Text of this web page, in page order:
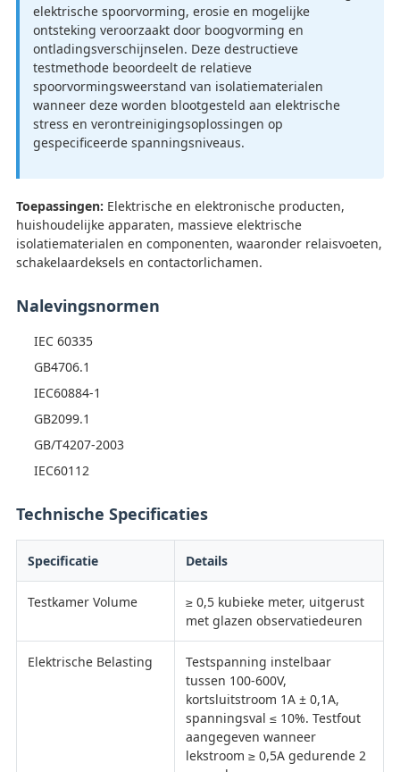
elektrische spoorvorming, erosie en mogelijke
ontsteking veroorzaakt door boogvorming en
ontladingsverschijnselen. Deze destructieve
testmethode beoordeelt de relatieve
spoorvormingsweerstand van isolatiematerialen
wanneer deze worden blootgesteld aan elektrische
stress en verontreinigingsoplossingen op
gespecificeerde spanningsniveaus.
Toepassingen: Elektrische en elektronische producten,
huishoudelijke apparaten, massieve elektrische
isolatiematerialen en componenten, waaronder relaisvoeten,
schakelaardeksels en contactorlichamen.
Nalevingsnormen
IEC 60335
GB4706.1
IEC60884-1
GB2099.1
GB/T4207-2003
IEC60112
Technische Specificaties
Specificatie Details
Testkamer Volume
≥ 0,5 kubieke meter, uitgerust
met glazen observatiedeuren
Elektrische Belasting
Testspanning instelbaar
tussen 100-600V,
kortsluitstroom 1A ± 0,1A,
spanningsval ≤ 10%. Testfout
aangegeven wanneer
lekstroom ≥ 0,5A gedurende 2